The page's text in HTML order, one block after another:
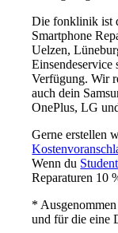
Die fonklinik ist
Smartphone
Uelzen,
Verfügung. Wir
auch dein
OnePlus, LG
Gerne erstellen
Wenn du
Reparaturen 10
* Ausgenommen
und für die eine